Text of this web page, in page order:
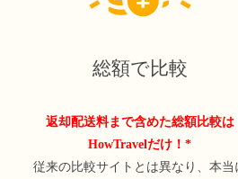
総額で比較
返却配送料まで含めた総額比較は
HowTravelだけ！*
従来の比較サイトとは異なり、本当